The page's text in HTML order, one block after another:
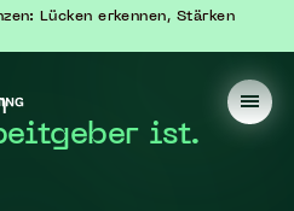
Lücken erkennen, Stärken
ist.